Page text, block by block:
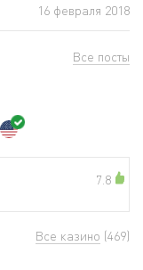
16 февраля 2018
Все посты
7.8
Все казино (469)